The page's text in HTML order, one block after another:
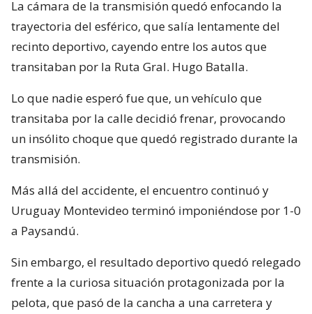
La cámara de la transmisión quedó enfocando la
trayectoria del esférico, que salía lentamente del
recinto deportivo, cayendo entre los autos que
transitaban por la Ruta Gral. Hugo Batalla.
Lo que nadie esperó fue que, un vehículo que
transitaba por la calle decidió frenar, provocando
un insólito choque que quedó registrado durante la
transmisión.
Más allá del accidente, el encuentro continuó y
Uruguay Montevideo terminó imponiéndose por 1-0
a Paysandú.
Sin embargo, el resultado deportivo quedó relegado
frente a la curiosa situación protagonizada por la
pelota, que pasó de la cancha a una carretera y